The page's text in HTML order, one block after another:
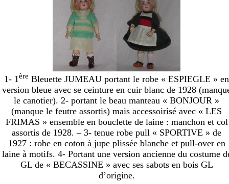
1- 1ère Bleuette JUMEAU portant le robe « ESPIEGLE » en
version bleue avec se ceinture en cuir blanc de 1928
le canotier). 2- portant le beau manteau « BONJOUR »
(manque le feutre assortis) mais accessoirisé avec « LES
FRIMAS » ensemble en bouclette de laine : manchon et col
assortis de 1928. – 3- tenue robe pull « SPORTIVE » de
1927 : robe en coton à jupe plissée blanche et pull-over en
laine à motifs. 4- Portant une version ancienne du costume
GL de « BECASSINE » avec ses sabots en bois GL
d’origine.